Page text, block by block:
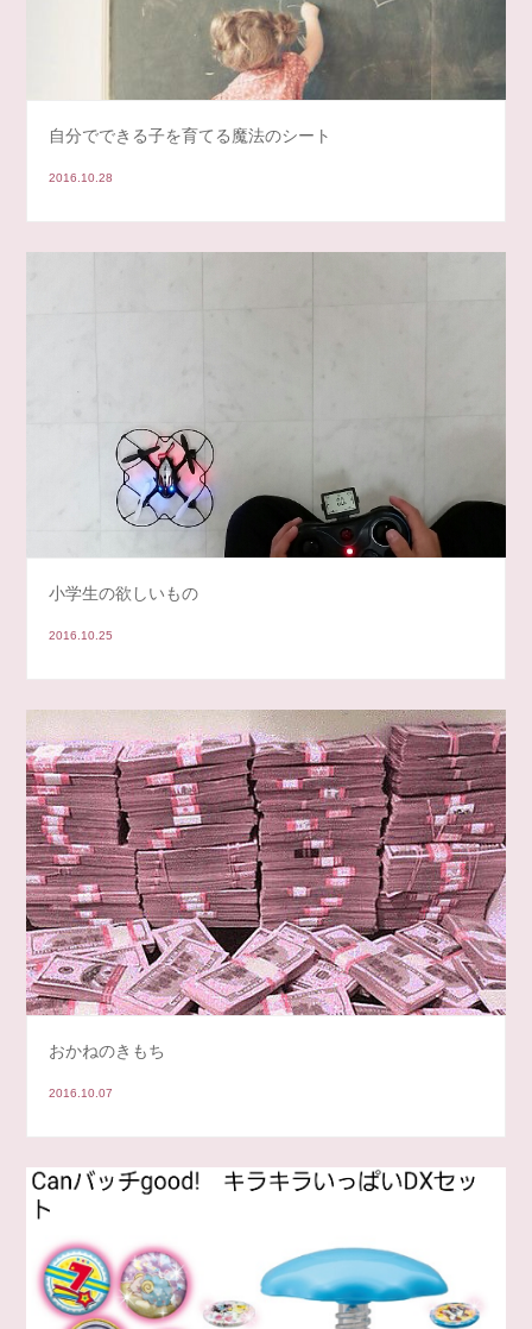
自分でできる子を育てる魔法のシート
2016.10.28
小学生の欲しいもの
2016.10.25
おかねのきもち
2016.10.07